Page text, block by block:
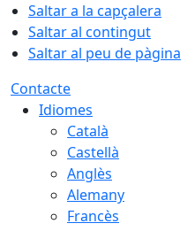
Saltar a la capçalera
Saltar al contingut
Saltar al peu de pàgina
Contacte
Idiomes
Català
Castellà
Anglès
Alemany
Francès